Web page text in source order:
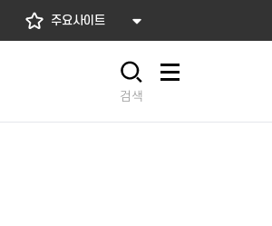
주요사이트
검색
사이트맵